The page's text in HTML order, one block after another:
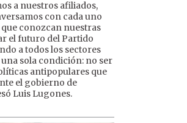
a nuestros afiliados,
con cada uno
que conozcan nuestras
el futuro del Partido
a todos los sectores
sola condición: no ser
antipopulares que
el gobierno de
Luis Lugones.